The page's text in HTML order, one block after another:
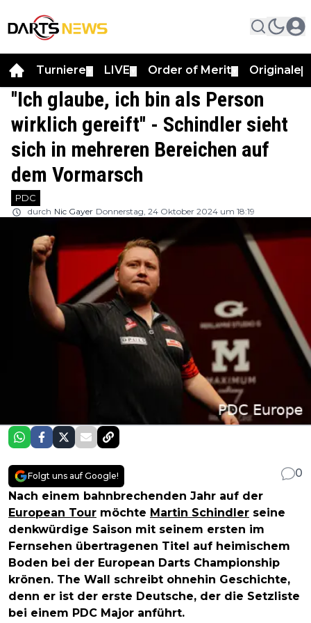
Turniere LIVE Order of Merit Originale
''Ich glaube, ich bin als Person
wirklich gereift'' - Schindler sieht
sich in mehreren Bereichen auf
dem Vormarsch
PDC
durch Nic Gayer Donnerstag, 24 Oktober 2024 um 18:19
Folgt uns auf Google!
0
Nach einem bahnbrechenden Jahr auf der
European Tour möchte Martin Schindler seine
denkwürdige Saison mit seinem ersten im
Fernsehen übertragenen Titel auf heimischem
Boden bei der European Darts Championship
krönen. The Wall schreibt ohnehin Geschichte,
denn er ist der erste Deutsche, der die Setzliste
bei einem PDC Major anführt.